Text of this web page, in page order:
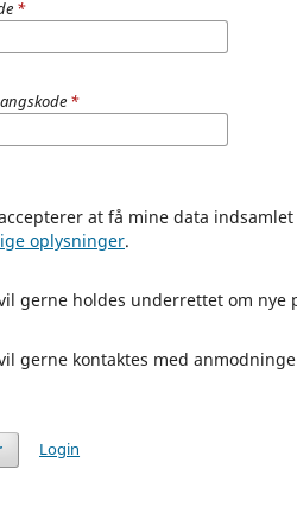
*
*
at få mine data
oplysninger.
gerne holdes underrettet om
gerne kontaktes med
Login